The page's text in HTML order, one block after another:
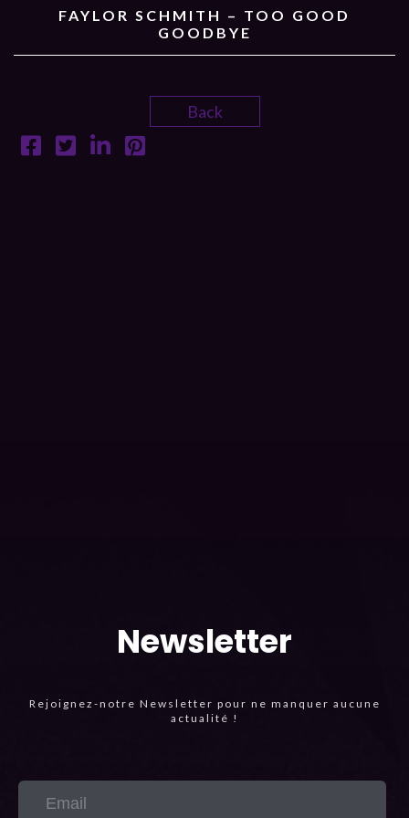
FAYLOR SCHMITH – TOO GOOD
GOODBYE
Back
Newsletter
Rejoignez-notre Newsletter pour ne manquer aucune
actualité !